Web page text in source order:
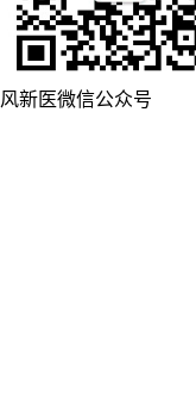
风新医微信公众号